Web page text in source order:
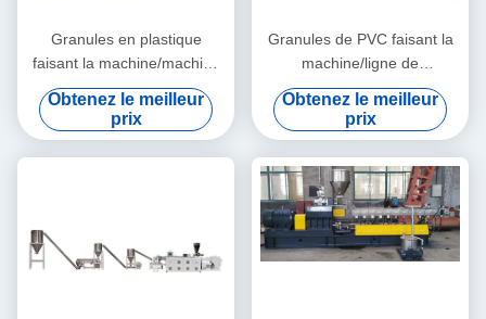
Granules en plastique
faisant la machine/machine
de pelletisation de recyclage
Obtenez le meilleur
prix
Granules de PVC faisant la
machine/ligne de
pelletisation de PVC
Obtenez le meilleur
prix